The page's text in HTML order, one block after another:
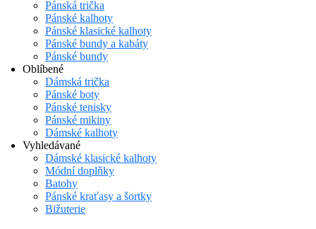
Pánská trička
Pánské kalhoty
Pánské klasické kalhoty
Pánské bundy a kabáty
Pánské bundy
Oblíbené
Dámská trička
Pánské boty
Pánské tenisky
Pánské mikiny
Dámské kalhoty
Vyhledávané
Dámské klasické kalhoty
Módní doplňky
Batohy
Pánské kraťasy a šortky
Bižuterie